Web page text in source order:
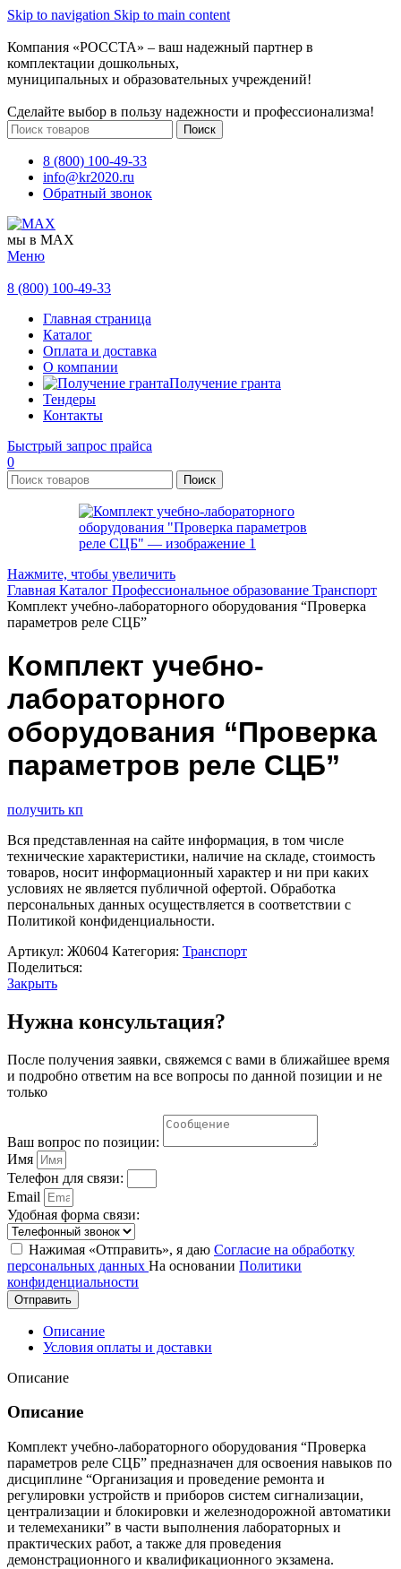
Skip to navigation Skip to main content
Компания «РОССТА» – ваш надежный партнер в
комплектации дошкольных,
муниципальных и образовательных учреждений!
Сделайте выбор в пользу надежности и профессионализма!
Поиск
8 (800) 100-49-33
info@kr2020.ru
Обратный звонок
мы в MAX
Меню
8 (800) 100-49-33
Главная страница
Каталог
Оплата и доставка
О компании
Получение гранта
Тендеры
Контакты
Быстрый запрос прайса
0
Поиск
Нажмите, чтобы увеличить
Главная Каталог Профессиональное образование Транспорт
Комплект учебно-лабораторного оборудования “Проверка
параметров реле СЦБ”
Комплект учебно-
лабораторного
оборудования “Проверка
параметров реле СЦБ”
получить кп
Вся представленная на сайте информация, в том числе
технические характеристики, наличие на складе, стоимость
товаров, носит информационный характер и ни при каких
условиях не является публичной офертой. Обработка
персональных данных осуществляется в соответствии с
Политикой конфиденциальности.
Артикул: Ж0604 Категория: Транспорт
Поделиться:
Закрыть
Нужна консультация?
После получения заявки, свяжемся с вами в ближайшее время
и подробно ответим на все вопросы по данной позиции и не
только
Ваш вопрос по позиции:
Имя
Телефон для связи:
Email
Удобная форма связи:
Нажимая «Отправить», я даю Согласие на обработку
персональных данных На основании Политики
конфиденциальности
Отправить
Описание
Условия оплаты и доставки
Описание
Описание
Комплект учебно-лабораторного оборудования “Проверка
параметров реле СЦБ” предназначен для освоения навыков по
дисциплине “Организация и проведение ремонта и
регулировки устройств и приборов систем сигнализации,
централизации и блокировки и железнодорожной автоматики
и телемеханики” в части выполнения лабораторных и
практических работ, а также для проведения
демонстрационного и квалификационного экзамена.